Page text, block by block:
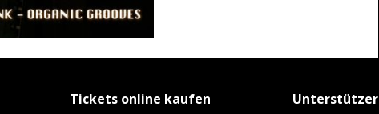
Tickets online kaufen Unterstützer